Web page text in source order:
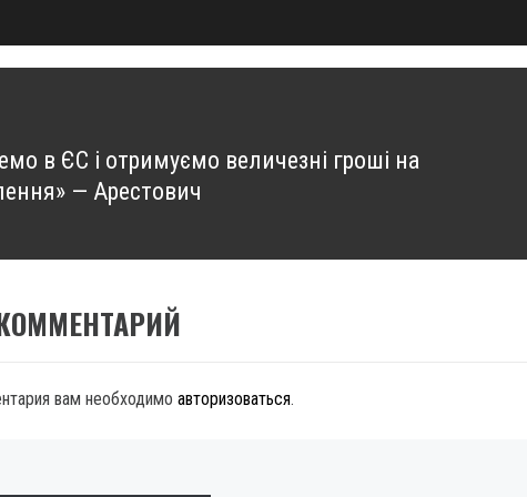
в ЄС і отримуємо величезні гроші на
— Арестович
вам необходимо авторизоваться.